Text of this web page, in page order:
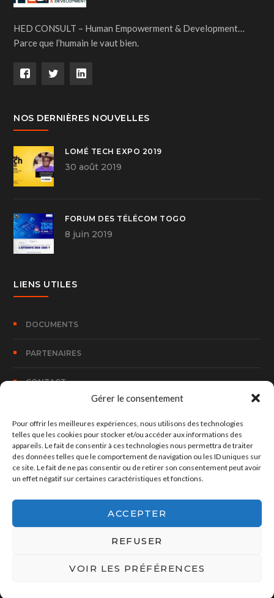
Gérer le consentement
Pour offrir les meilleures expériences, nous utilisons des technologies
telles que les cookies pour stocker et/ou accéder aux informations des
appareils. Le fait de consentir à ces technologies nous permettra de traiter
des données telles que le comportement de navigation ou les ID uniques sur
ce site. Le fait de ne pas consentir ou de retirer son consentement peut avoir
un effet négatif sur certaines caractéristiques et fonctions.
ACCEPTER
REFUSER
VOIR LES PRÉFÉRENCES
HED CONSULT – Human Empowerment & Development…
Parce que l’humain le vaut bien.
NOS DERNIÈRES NOUVELLES
LOMÉ TECH EXPO 2019
30 août 2019
FORUM DES TÉLÉCOM TOGO
8 juin 2019
LIENS UTILES
DOCUMENTS
PARTENAIRES
CONTACT
CONTACT
100, Rue Bombouaka 14 B.P. 170 Lomé – TOGO